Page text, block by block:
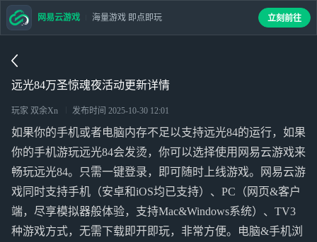
远光84万圣惊魂夜活动更新详情
玩家 双余Xn 发布时间 2025-10-30 12:01
如果你的手机或者电脑内存不足以支持远光84的运行，如果
你的手机游玩远光84会发烫，你可以选择使用网易云游戏来
畅玩远光84。只需一键登录，即可随时上线游戏。网易云游
戏同时支持手机（安卓和iOS均已支持）、PC（网页&客户
端，尽享模拟器般体验，支持Mac&Windows系统）、TV3
种游戏方式，无需下载即开即玩，非常方便。电脑&手机浏
网易云游戏 海量游戏 即点即玩 立刻前往